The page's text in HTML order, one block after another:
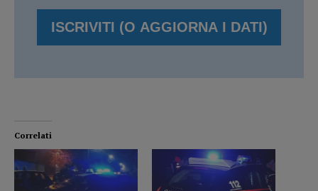
Correlati